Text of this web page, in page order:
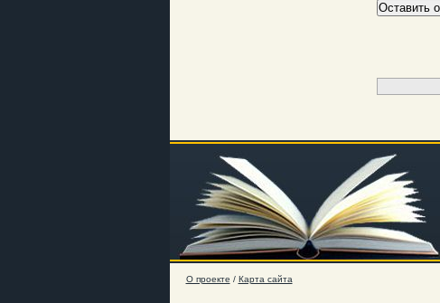
О проекте / Карта сайта